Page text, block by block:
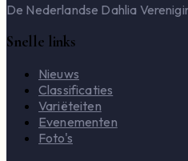
De Nederlandse Dahlia
Snelle links
Nieuws
Classificaties
Variëteiten
Evenementen
Foto's